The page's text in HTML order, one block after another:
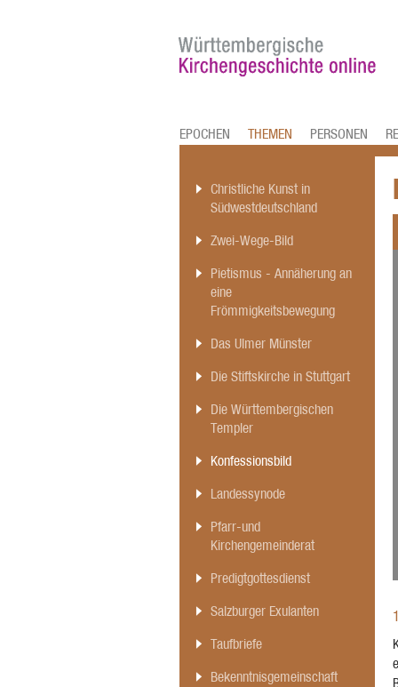
EPOCHEN THEMEN PERSONEN
Christliche Kunst in
Südwestdeutschland
Zwei-Wege-Bild
Pietismus - Annäherung an
eine
Frömmigkeitsbewegung
Das Ulmer Münster
Die Stiftskirche in Stuttgart
Die Württembergischen
Templer
Konfessionsbild
Landessynode
Pfarr-und
Kirchengemeinderat
Predigtgottesdienst
Salzburger Exulanten
Taufbriefe
Bekenntnisgemeinschaft